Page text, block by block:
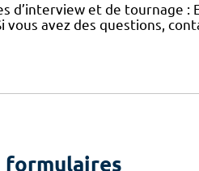
d’interview et de tournage :
avez des questions,
formulaires